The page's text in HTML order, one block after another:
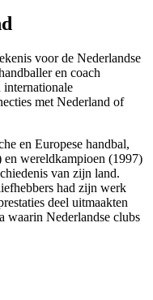
voor de Nederlandse
en coach
internationale
met Nederland of
en Europese handbal,
wereldkampioen (1997)
van zijn land.
had zijn werk
deel uitmaakten
waarin Nederlandse clubs